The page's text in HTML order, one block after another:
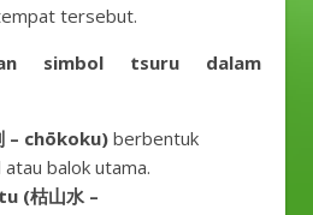
tersebut.
simbol tsuru dalam
– chōkoku) berbentuk
balok utama.
(枯山水 –